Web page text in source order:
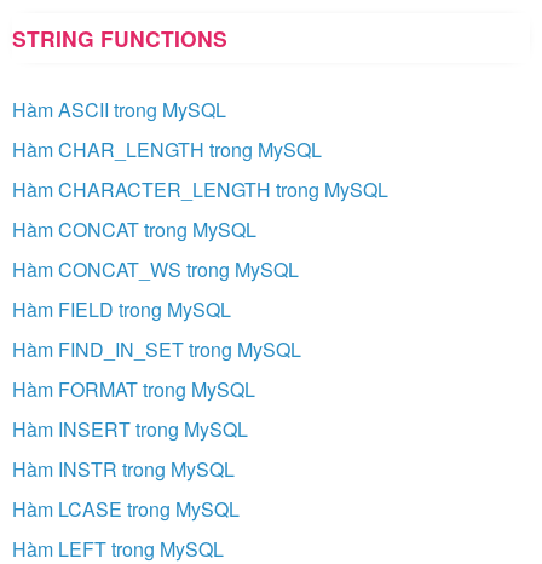
STRING FUNCTIONS
Hàm ASCII trong MySQL
Hàm CHAR_LENGTH trong MySQL
Hàm CHARACTER_LENGTH trong MySQL
Hàm CONCAT trong MySQL
Hàm CONCAT_WS trong MySQL
Hàm FIELD trong MySQL
Hàm FIND_IN_SET trong MySQL
Hàm FORMAT trong MySQL
Hàm INSERT trong MySQL
Hàm INSTR trong MySQL
Hàm LCASE trong MySQL
Hàm LEFT trong MySQL